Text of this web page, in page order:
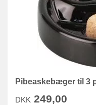
Pibeaskebæger til 3
DKK 249,00